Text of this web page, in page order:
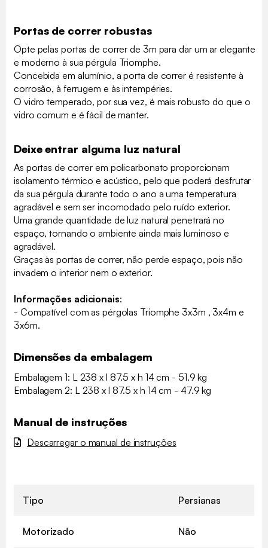
Portas de correr robustas
Opte pelas portas de correr de 3m para dar um ar elegante
e moderno à sua pérgula Triomphe.
Concebida em alumínio, a porta de correr é resistente à
corrosão, à ferrugem e às intempéries.
O vidro temperado, por sua vez, é mais robusto do que o
vidro comum e é fácil de manter.
Deixe entrar alguma luz natural
As portas de correr em policarbonato proporcionam
isolamento térmico e acústico, pelo que poderá desfrutar
da sua pérgula durante todo o ano a uma temperatura
agradável e sem ser incomodado pelo ruído exterior.
Uma grande quantidade de luz natural penetrará no
espaço, tornando o ambiente ainda mais luminoso e
agradável.
Graças às portas de correr, não perde espaço, pois não
invadem o interior nem o exterior.
Informações adicionais:
- Compatível com as pérgolas Triomphe 3x3m , 3x4m e
3x6m.
Dimensões da embalagem
Embalagem 1: L 238 x l 87.5 x h 14 cm - 51.9 kg
Embalagem 2: L 238 x l 87.5 x h 14 cm - 47.9 kg
Manual de instruções
Descarregar o manual de instruções
Tipo Persianas
Motorizado Não